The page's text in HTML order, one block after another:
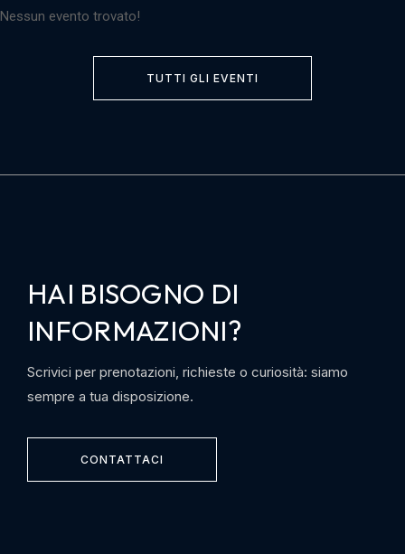
Nessun evento trovato!
TUTTI GLI EVENTI
HAI BISOGNO DI
INFORMAZIONI?
Scrivici per prenotazioni, richieste o curiosità: siamo
sempre a tua disposizione.
CONTATTACI